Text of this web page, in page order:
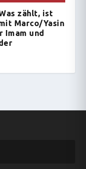
zählt, ist
Marco/Yasin
Imam und